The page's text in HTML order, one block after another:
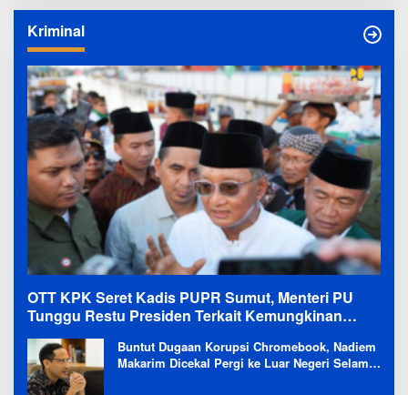
Kriminal
OTT KPK Seret Kadis PUPR Sumut, Menteri PU
Tunggu Restu Presiden Terkait Kemungkinan
Evaluasi Besar
Buntut Dugaan Korupsi Chromebook, Nadiem
Makarim Dicekal Pergi ke Luar Negeri Selama